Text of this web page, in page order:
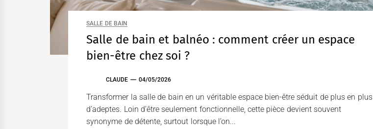
SALLE DE BAIN
Salle de bain et balnéo : comment créer un espace
bien-être chez soi ?
CLAUDE 04/05/2026
Transformer la salle de bain en un véritable espace bien-être séduit de plus en plus
d’adeptes. Loin d’être seulement fonctionnelle, cette pièce devient souvent
synonyme de détente, surtout lorsque l’on...